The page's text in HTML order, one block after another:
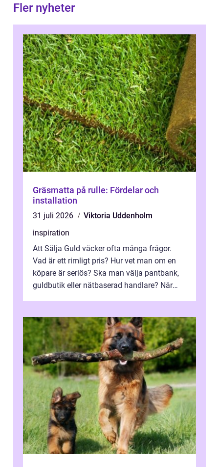
Fler nyheter
Gräsmatta på rulle: Fördelar och
installation
31 juli 2026
Viktoria Uddenholm
inspiration
Att Sälja Guld väcker ofta många frågor.
Vad är ett rimligt pris? Hur vet man om en
köpare är seriös? Ska man välja pantbank,
guldbutik eller nätbaserad handlare? När